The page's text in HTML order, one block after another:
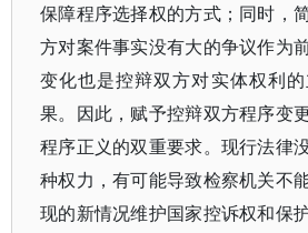
保障程序选择权的方式；同时，
方对案件事实没有大的争议作为
变化也是控辩双方对实体权利
果。因此，赋予控辩双方程序变
程序正义的双重要求。现行法律
种权力，有可能导致检察机关不
现的新情况维护国家控诉权和保